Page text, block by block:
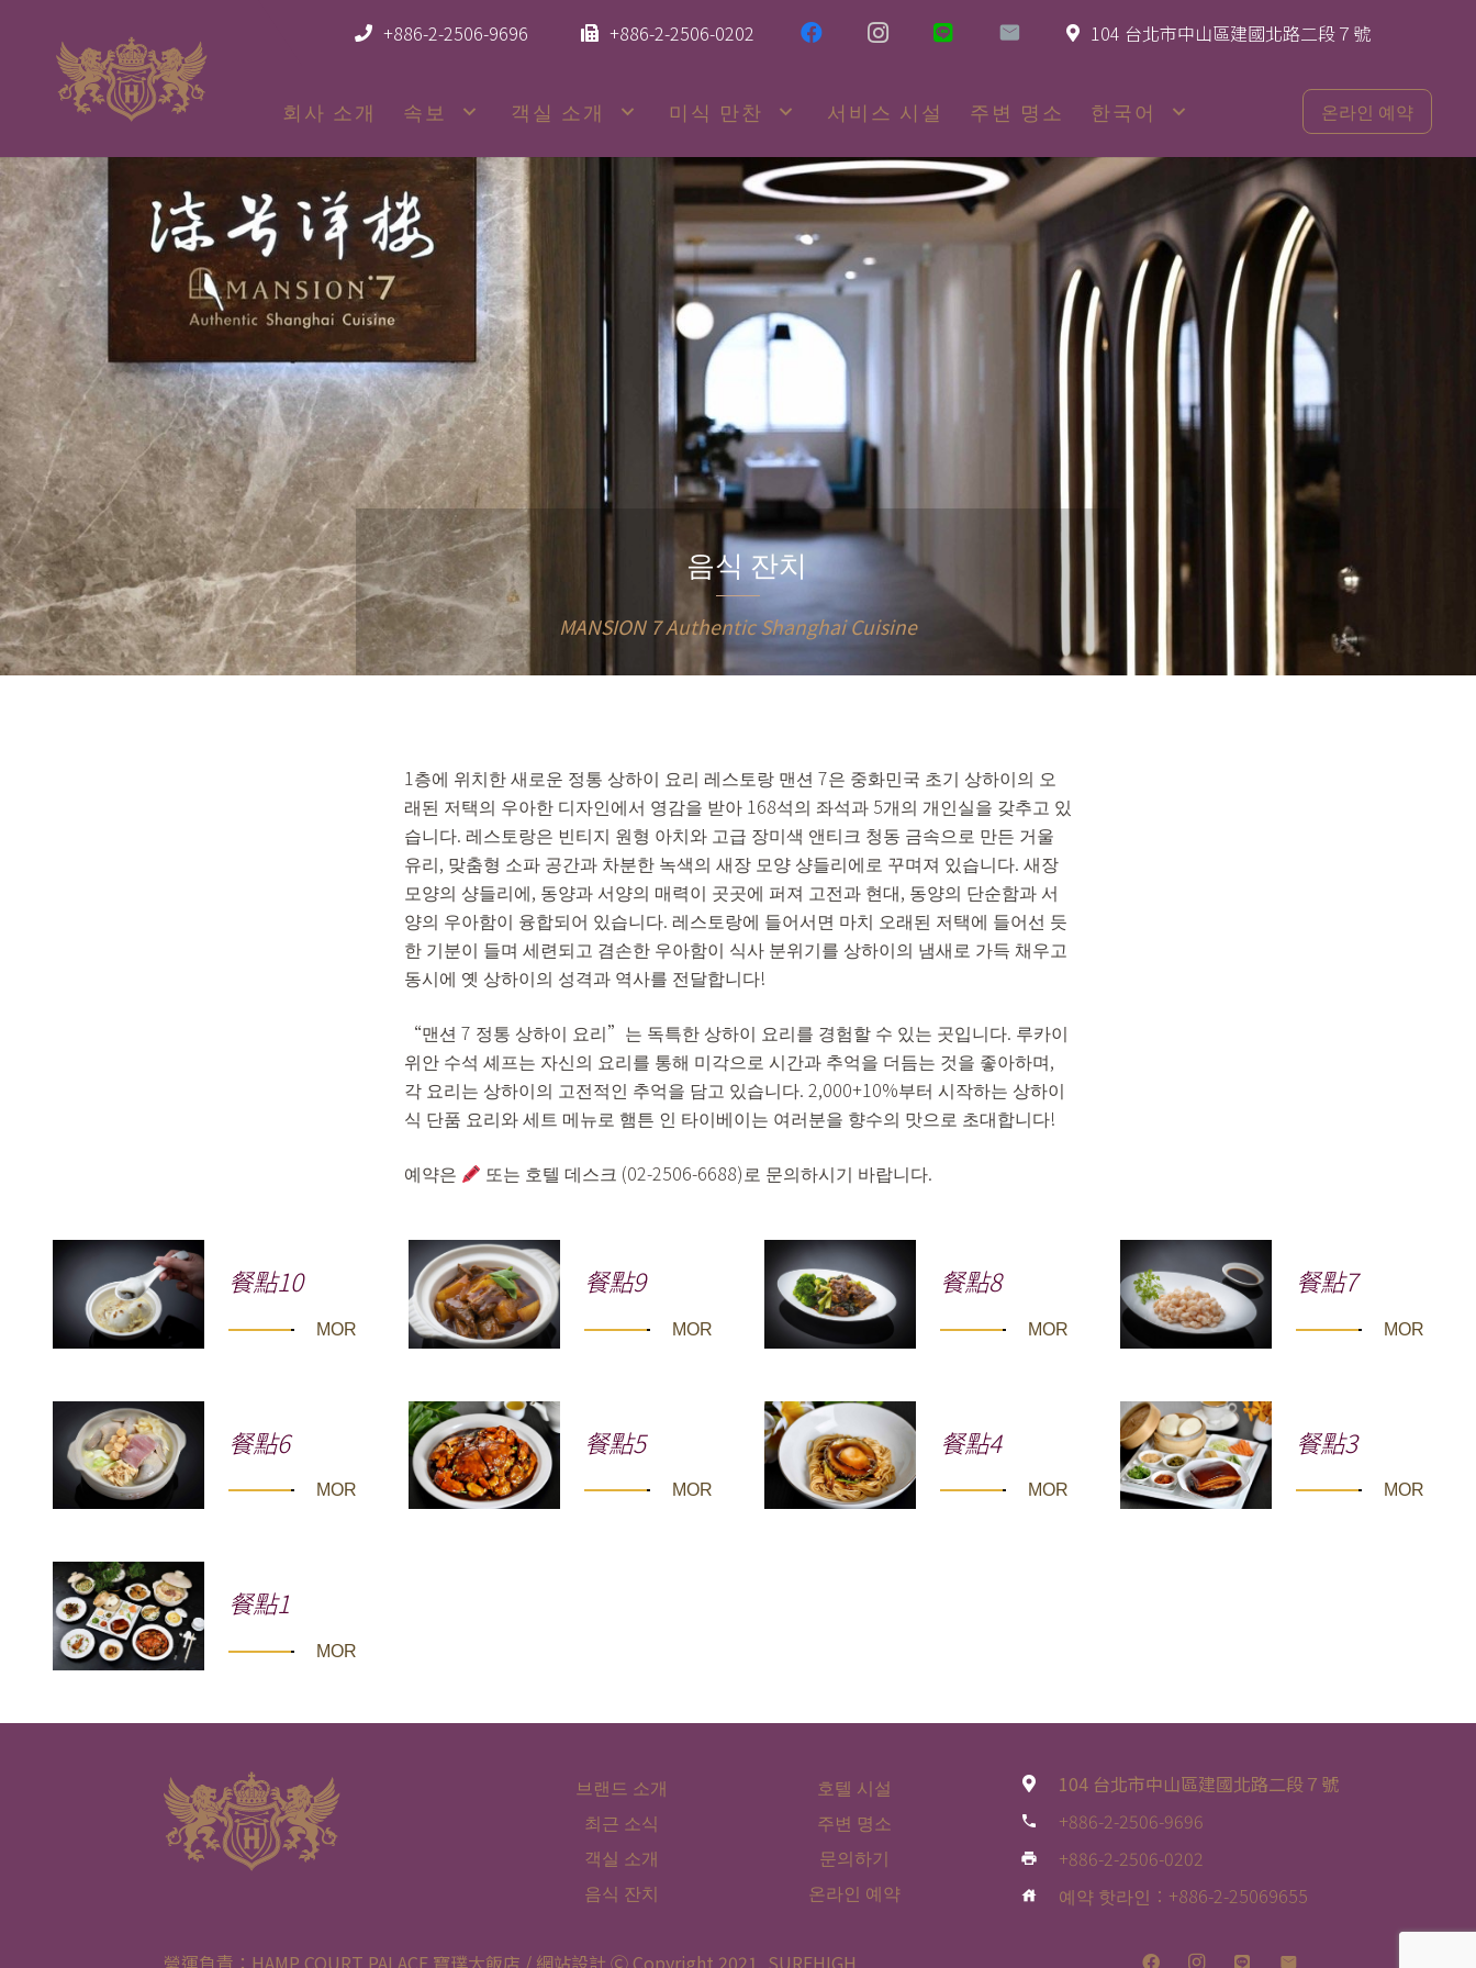
+886-2-2506-9696 +886-2-2506-0202 104 台北市中山區建國北路二段７號
회사 소개 속보 객실 소개 미식 만찬 서비스 시설 주변 명소 한국어 온라인 예약
음식 잔치
MANSION 7 Authentic Shanghai Cuisine
1층에 위치한 새로운 정통 상하이 요리 레스토랑 맨션 7은 중화민국 초기 상하이의 오
래된 저택의 우아한 디자인에서 영감을 받아 168석의 좌석과 5개의 개인실을 갖추고 있
습니다. 레스토랑은 빈티지 원형 아치와 고급 장미색 앤티크 청동 금속으로 만든 거울
유리, 맞춤형 소파 공간과 차분한 녹색의 새장 모양 샹들리에로 꾸며져 있습니다. 새장
모양의 샹들리에, 동양과 서양의 매력이 곳곳에 퍼져 고전과 현대, 동양의 단순함과 서
양의 우아함이 융합되어 있습니다. 레스토랑에 들어서면 마치 오래된 저택에 들어선 듯
한 기분이 들며 세련되고 겸손한 우아함이 식사 분위기를 상하이의 냄새로 가득 채우고
동시에 옛 상하이의 성격과 역사를 전달합니다!
“맨션 7 정통 상하이 요리”는 독특한 상하이 요리를 경험할 수 있는 곳입니다. 루카이
위안 수석 셰프는 자신의 요리를 통해 미각으로 시간과 추억을 더듬는 것을 좋아하며,
각 요리는 상하이의 고전적인 추억을 담고 있습니다. 2,000+10%부터 시작하는 상하이
식 단품 요리와 세트 메뉴로 햄튼 인 타이베이는 여러분을 향수의 맛으로 초대합니다!
예약은 또는 호텔 데스크 (02-2506-6688)로 문의하시기 바랍니다.
餐點10
MORE
餐點9
MORE
餐點8
MORE
餐點7
MORE
餐點6
MORE
餐點5
MORE
餐點4
MORE
餐點3
MORE
餐點1
MORE
브랜드 소개
최근 소식
객실 소개
음식 잔치
호텔 시설
주변 명소
문의하기
온라인 예약
104 台北市中山區建國北路二段７號
phone +886-2-2506-9696
print +886-2-2506-0202
house 예약 핫라인：+886-2-25069655
營運負責：HAMP COURT PALACE 寶璞大飯店 / 網站設計 Ⓒ Copyright 2021, SUREHIGH